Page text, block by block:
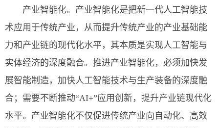
产业智能化。产业智能化是把新一代人工智能技
术应用于传统产业，从而提升传统产业的产业基础能
力和产业链的现代化水平，其本质是实现人工智能与
实体经济的深度融合。推进产业智能化，必须加快发
展智能制造，加快人工智能技术与生产装备的深度融
合；需要不断推动“AI+”应用创新，提升产业链现代化
水平。产业智能化不仅促进传统产业向自动化、高效